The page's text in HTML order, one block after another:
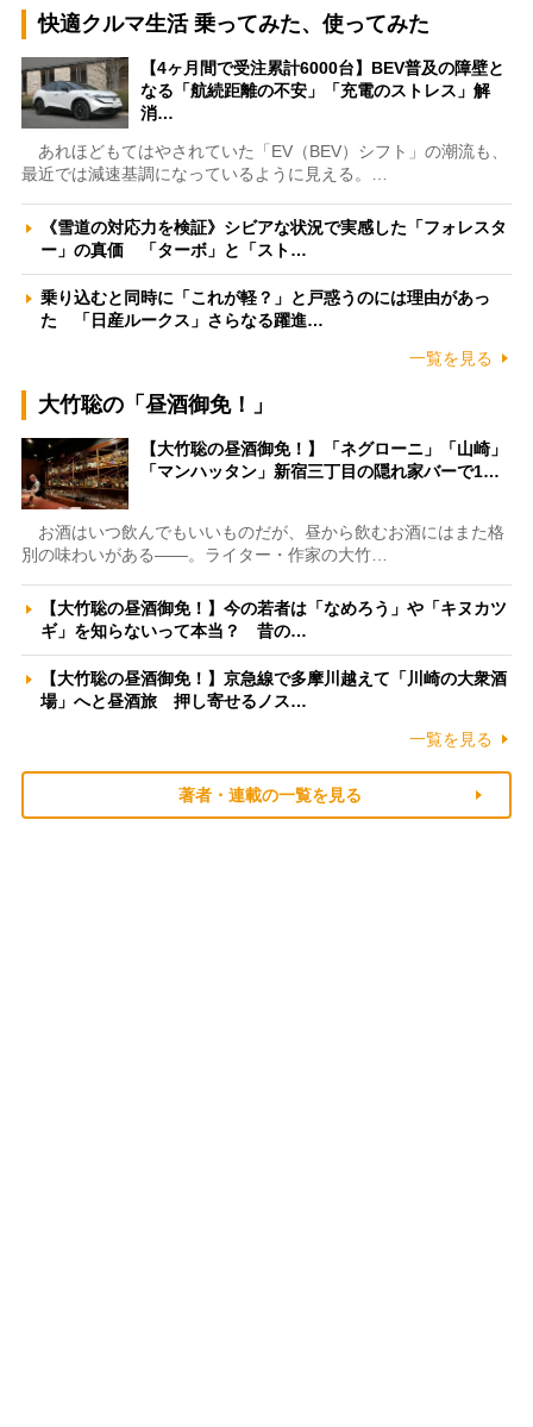
快適クルマ生活 乗ってみた、使ってみた
【4ヶ月間で受注累計6000台】BEV普及の障壁と
なる「航続距離の不安」「充電のストレス」解
消…
あれほどもてはやされていた「EV（BEV）シフト」の潮流も、
最近では減速基調になっているように見える。…
《雪道の対応力を検証》シビアな状況で実感した「フォレスタ
ー」の真価 「ターボ」と「スト…
乗り込むと同時に「これが軽？」と戸惑うのには理由があっ
た 「日産ルークス」さらなる躍進…
一覧を見る
大竹聡の「昼酒御免！」
【大竹聡の昼酒御免！】「ネグローニ」「山崎」
「マンハッタン」新宿三丁目の隠れ家バーで1…
お酒はいつ飲んでもいいものだが、昼から飲むお酒にはまた格
別の味わいがある――。ライター・作家の大竹…
【大竹聡の昼酒御免！】今の若者は「なめろう」や「キヌカツ
ギ」を知らないって本当？ 昔の…
【大竹聡の昼酒御免！】京急線で多摩川越えて「川崎の大衆酒
場」へと昼酒旅 押し寄せるノス…
一覧を見る
著者・連載の一覧を見る